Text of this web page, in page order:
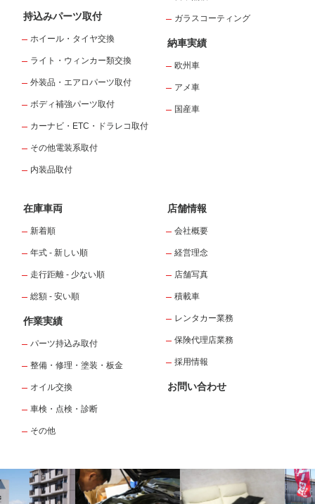
持込みパーツ取付
ホイール・タイヤ交換
ライト・ウィンカー類交換
外装品・エアロパーツ取付
ボディ補強パーツ取付
カーナビ・ETC・ドラレコ取付
その他電装系取付
内装品取付
ガラスコーティング
納車実績
欧州車
アメ車
国産車
在庫車両
新着順
年式 - 新しい順
走行距離 - 少ない順
総額 - 安い順
作業実績
パーツ持込み取付
整備・修理・塗装・板金
オイル交換
車検・点検・診断
その他
店舗情報
会社概要
経営理念
店舗写真
積載車
レンタカー業務
保険代理店業務
採用情報
お問い合わせ